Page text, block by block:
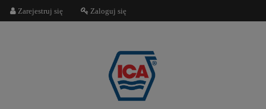
Zarejestruj się Zaloguj się